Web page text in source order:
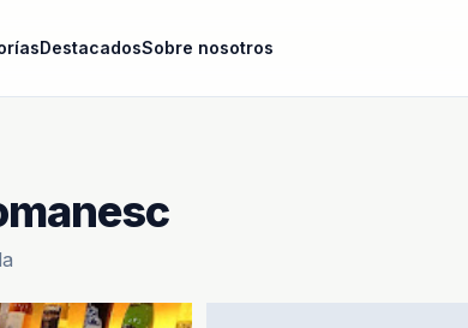
DestacadosSobre nosotros